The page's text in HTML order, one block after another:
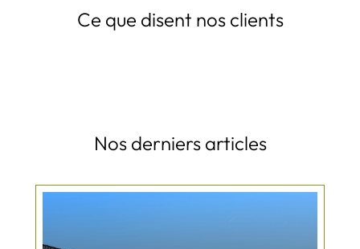
Ce que disent nos clients
Nos derniers articles